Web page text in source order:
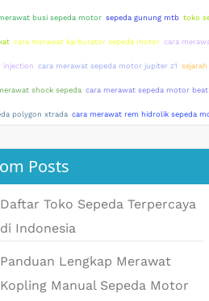
busi sepeda motor sepeda gunung mtb toko
cara merawat karburator sepeda motor cara
injection cara merawat sepeda motor jupiter z1 sejarah
shock sepeda cara merawat sepeda motor beat
polygon xtrada cara merawat rem hidrolik sepeda
Posts
Daftar Toko Sepeda Terpercaya
di Indonesia
Panduan Lengkap Merawat
Kopling Manual Sepeda Motor